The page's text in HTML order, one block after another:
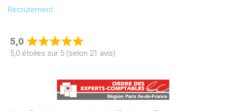
Recrutement
5,0
Rated
5,0
of
5
5,0 étoiles sur 5 (selon 21 avis)